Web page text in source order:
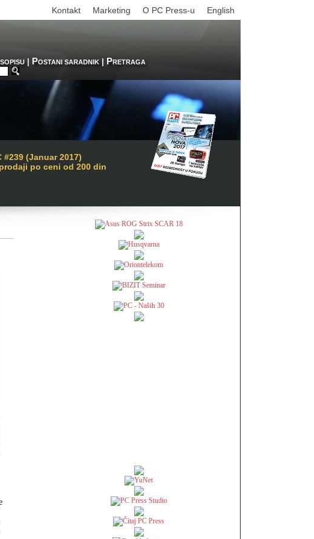
English
O PC Press-u
Marketing
Kontakt
| POSTANI SARADNIK| PRETRAGA
#239 (Januar 2017)
po ceni od 200 din